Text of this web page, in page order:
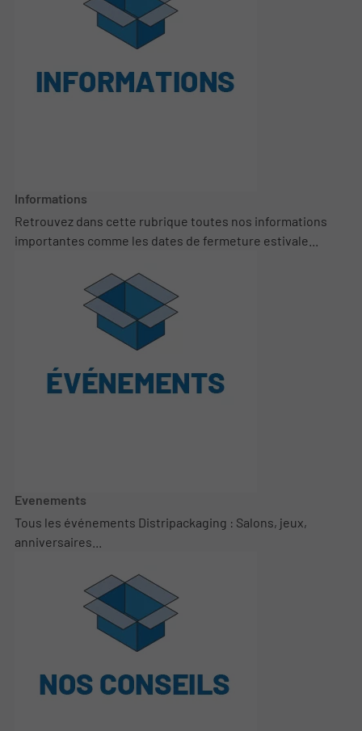
Informations
Retrouvez dans cette rubrique toutes nos informations
importantes comme les dates de fermeture estivale...
Evenements
Tous les événements Distripackaging : Salons, jeux,
anniversaires...